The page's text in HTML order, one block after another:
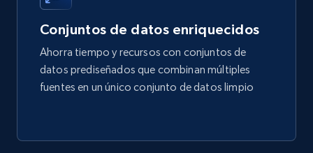
URL, Linkedin id, Name, About, Position,
Optional jobs, Country code, Experience, and
more.
Business
Conjuntos de datos enriquecidos
Ahorra tiempo y recursos con conjuntos de
datos prediseñados que combinan múltiples
fuentes en un único conjunto de datos limpio